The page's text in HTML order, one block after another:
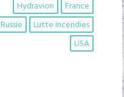
France
Hydravion
Lutte Incendies
Russie
USA